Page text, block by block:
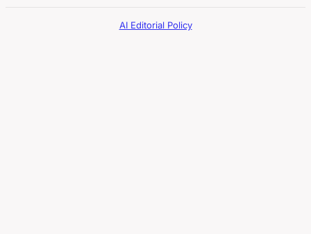
AI Editorial Policy